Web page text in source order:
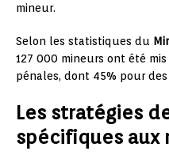
mineur.
Selon les statistiques du
127 000 mineurs ont été
pénales, dont 45% pour
Les stratégies
spécifiques aux